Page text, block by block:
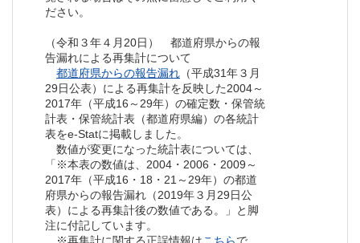
ださい。
（令和３年４月20日） 都道府県からの報
告漏れによる再集計について
都道府県からの報告漏れ （平成31年３月
29日公表）による再集計を反映した2004～
2017年（平成16～29年）の確定数・保管統
計表・保管統計表（都道府県編）の各統計
表をe-Statに掲載しました。
数値が変更になった統計表については、
「※本表の数値は、2004・2006・2009～
2017年（平成16・18・21～29年）の都道
府県からの報告漏れ（2019年３月29日公
表）による再集計後の数値である。」と脚
注に付記しています。